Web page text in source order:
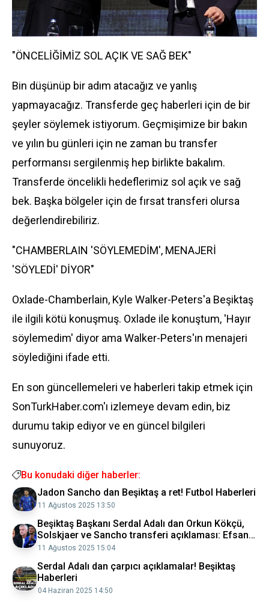
"ÖNCELİĞİMİZ SOL AÇIK VE SAĞ BEK"
Bin düşünüp bir adım atacağız ve yanlış
yapmayacağız. Transferde geç haberleri için de bir
şeyler söylemek istiyorum. Geçmişimize bir bakın
ve yılın bu günleri için ne zaman bu transfer
performansı sergilenmiş hep birlikte bakalım.
Transferde öncelikli hedeflerimiz sol açık ve sağ
bek. Başka bölgeler için de fırsat transferi olursa
değerlendirebiliriz.
"CHAMBERLAIN 'SÖYLEMEDİM', MENAJERİ
'SÖYLEDİ' DİYOR"
Oxlade-Chamberlain, Kyle Walker-Peters'a Beşiktaş
ile ilgili kötü konuşmuş. Oxlade ile konuştum, 'Hayır
söylemedim' diyor ama Walker-Peters'ın menajeri
söylediğini ifade etti.
En son güncellemeleri ve haberleri takip etmek için
SonTurkHaber.com'ı izlemeye devam edin, biz
durumu takip ediyor ve en güncel bilgileri
sunuyoruz.
Bu konudaki diğer haberler:
Jadon Sancho dan Beşiktaş a ret! Futbol Haberleri
11 Ağustos 2025 13:50
Beşiktaş Başkanı Serdal Adalı dan Orkun Kökçü,
Solskjaer ve Sancho transferi açıklaması: Efsane
olacak!
11 Ağustos 2025 15:04
Serdal Adalı dan çarpıcı açıklamalar! Beşiktaş
Haberleri
04 Haziran 2025 14:50